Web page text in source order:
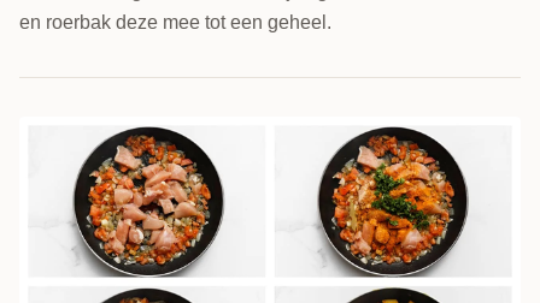
en roerbak deze mee tot een geheel.